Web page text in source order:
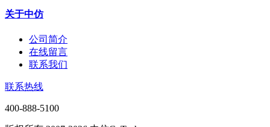
关于中仿
公司简介
在线留言
联系我们
联系热线
400-888-5100